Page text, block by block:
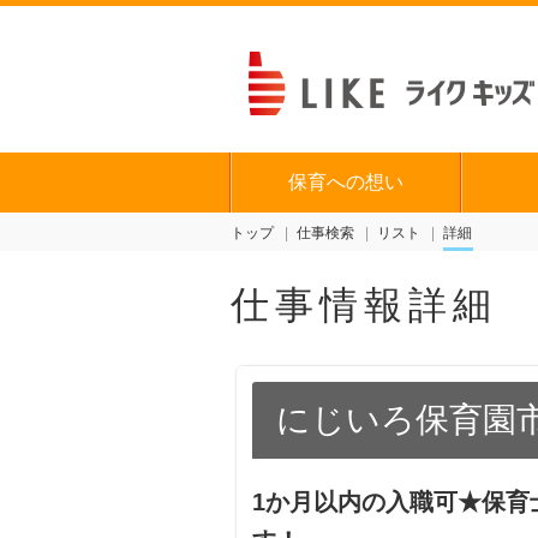
保育への想い
トップ 仕事検索 リスト 詳細
仕事情報詳細
にじいろ保育園
1か月以内の入職可★保育